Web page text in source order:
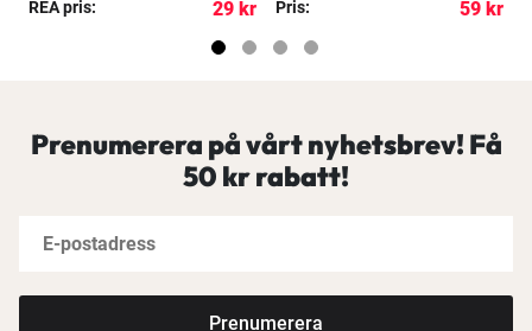
REA pris:
29 kr
Pris:
59 kr
Prenumerera på vårt nyhetsbrev! Få
50 kr rabatt!
Prenumerera